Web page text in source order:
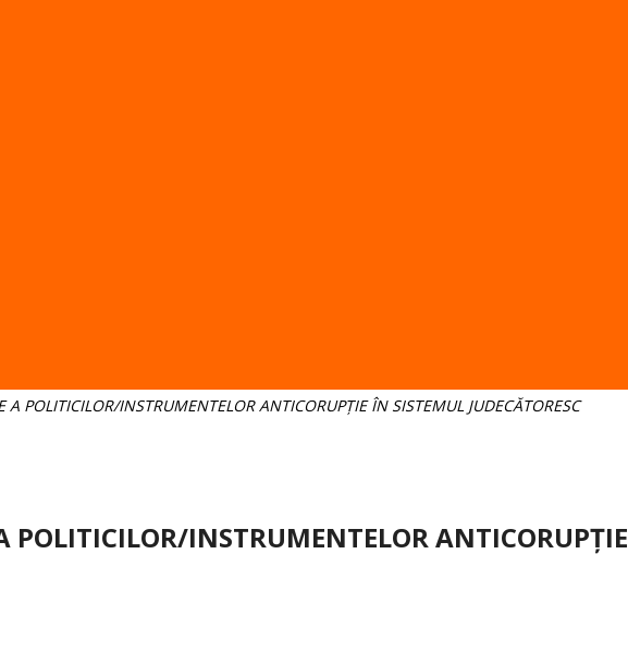
A POLITICILOR/INSTRUMENTELOR ANTICORUPȚIE ÎN SISTEMUL JUDECĂTORESC
POLITICILOR/INSTRUMENTELOR